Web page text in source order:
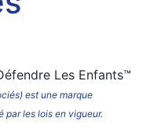
Les Enfants™
est une marque
par les lois en vigueur.